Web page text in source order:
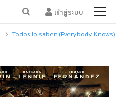
เข้าสู่ระบบ
Todos lo saben (Everybody Knows)